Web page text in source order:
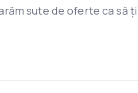
sute de oferte ca să